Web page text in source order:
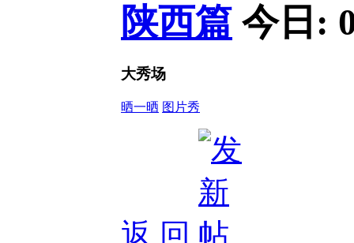
陕西篇 今日:
大秀场
晒一晒 图片秀
返 回